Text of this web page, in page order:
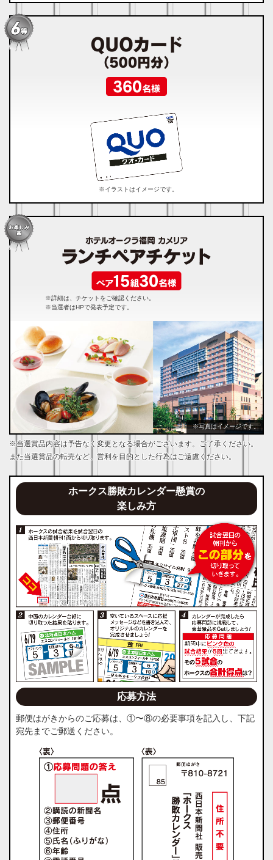
※イラストはイメージです。
※詳細は、チケットをご確認ください。
※当選者はHPで発表予定です。
※写真はイメージです。
※当選賞品内容は予告なく変更となる場合がございます。ご了承ください。
また当選賞品の転売など、営利を目的とした行為はご遠慮ください。
ホークス勝敗カレンダー懸賞の
楽しみ方
応募方法
郵便はがきからのご応募は、①〜⑧の必要事項を記入し、下記
宛先までご郵送ください。